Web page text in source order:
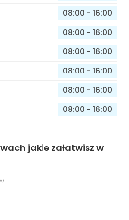
08:00 - 16:00
08:00 - 16:00
08:00 - 16:00
08:00 - 16:00
08:00 - 16:00
08:00 - 16:00
jakie załatwisz w